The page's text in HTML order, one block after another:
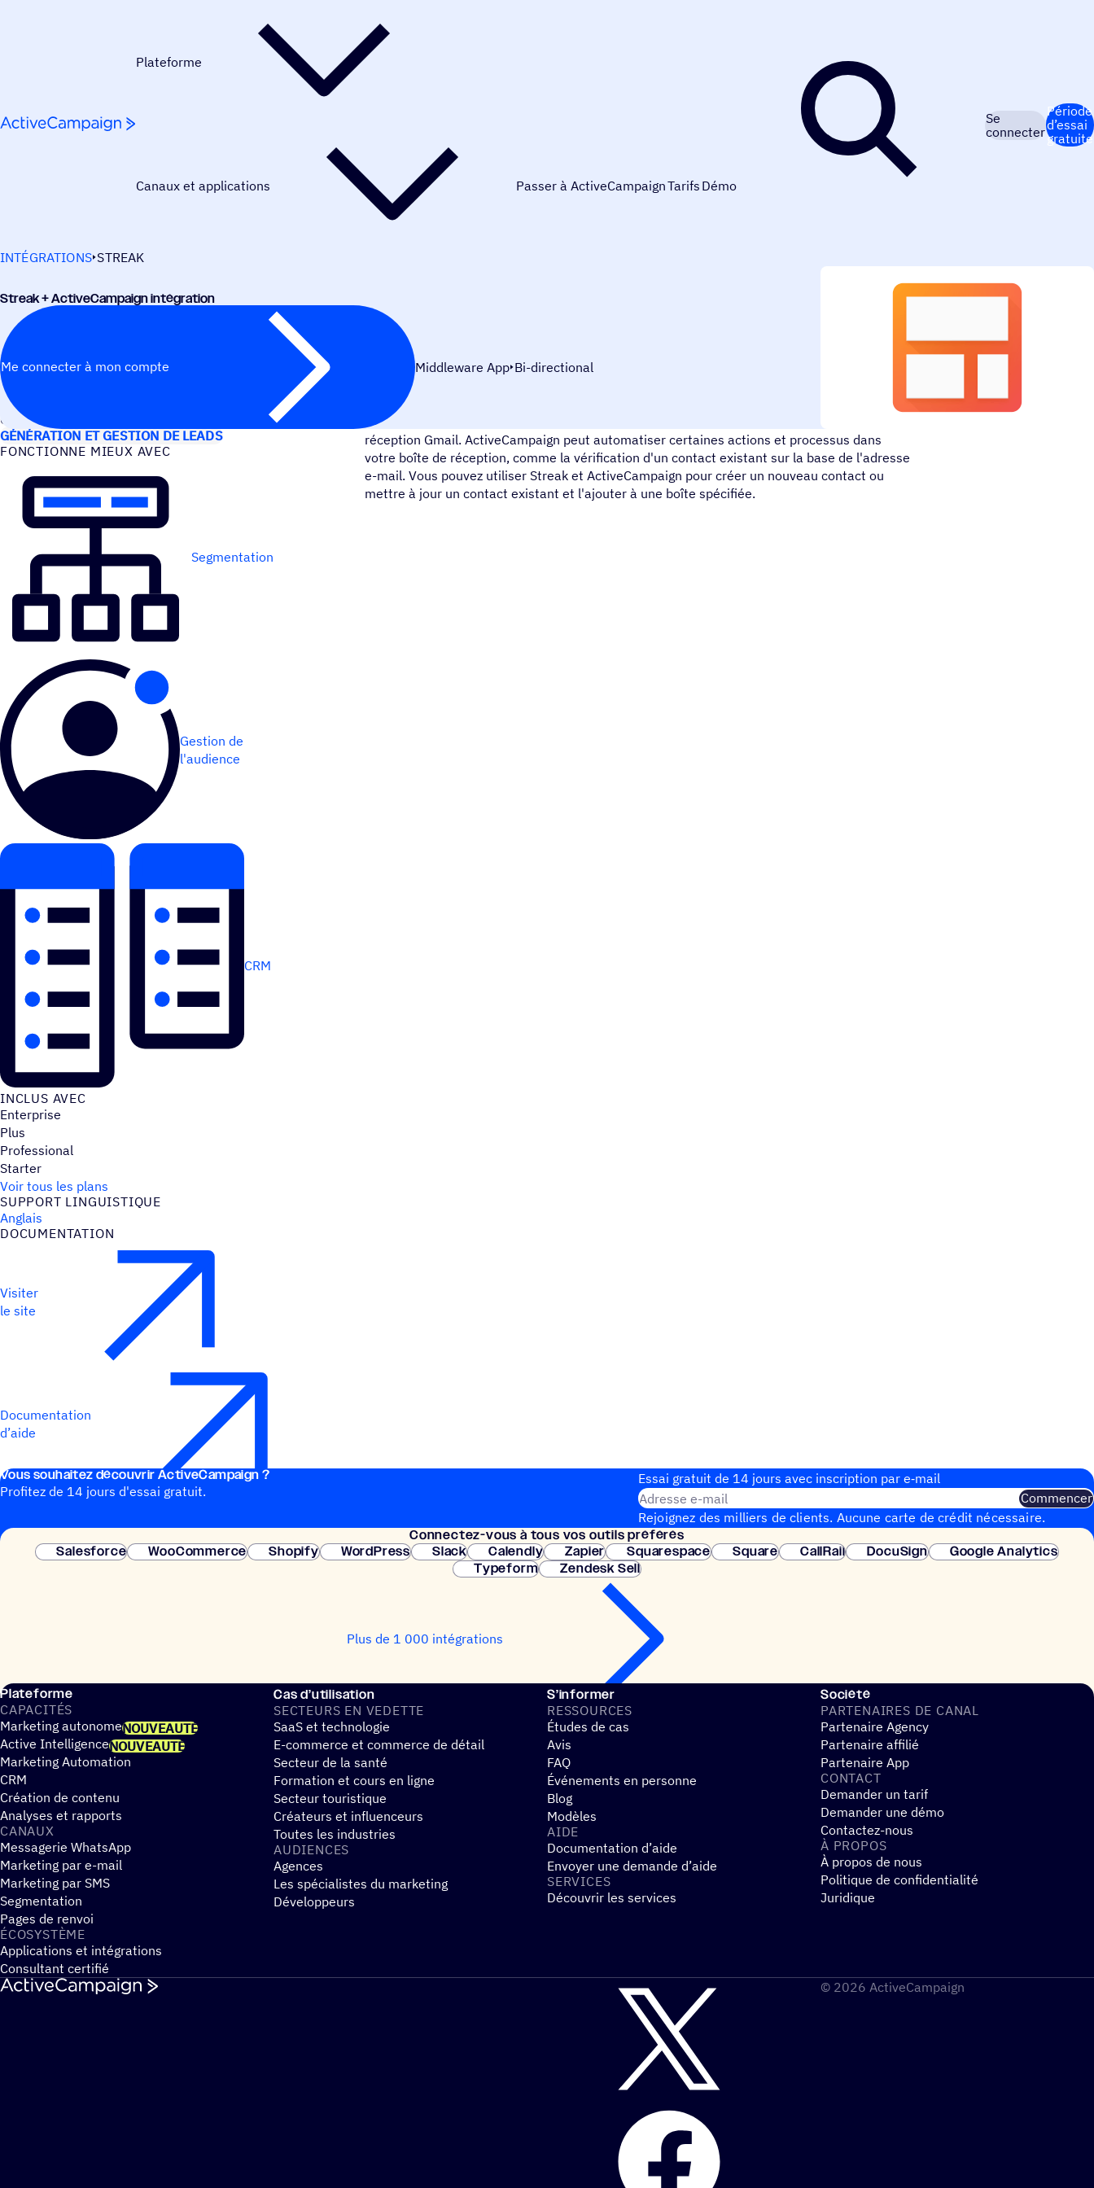
Plateforme
Canaux et applications Passer à ActiveCampaignTarifs Démo
Se
connecter
Période
d’essai
gratuite
INTÉGRATIONS STREAK
Streak + ActiveCampaign intégration
Me connecter à mon compte Middleware App Bi-directional
CAS D’UTILISATION
GÉNÉRATION ET GESTION DE LEADS
FONC­TIONNE MIEUX AVEC
Segmentation
Gestion de
l'audience
CRM
INCLUS AVEC
Enterprise
Plus
Professional
Starter
Voir tous les plans
SUPPORT LINGUIS­TIQUE
Anglais
DOCU­MEN­TA­TION
Visiter
le site
Documentation
d’aide
Streak est un outil de CRM et de gestion des processus qui existe dans votre boîte de
réception Gmail. ActiveCampaign peut automatiser certaines actions et processus dans
votre boîte de réception, comme la vérification d'un contact existant sur la base de l'adresse
e-mail. Vous pouvez utiliser Streak et ActiveCampaign pour créer un nouveau contact ou
mettre à jour un contact existant et l'ajouter à une boîte spécifiée.
Vous souhai­tez découvrir ActiveCampaign ?
Profitez de 14 jours d'essai gratuit.
Essai gratuit de 14 jours avec inscrip­tion par e‑mail
Adresse e-mail
Commencer
Rejoignez des milliers de clients. Aucune carte de crédit nécessaire.
Configuration instantanée.
Connec­tez-vous à tous vos outils préférés
Salesforce
WooCommerce Shopify WordPress Slack Calendly Zapier Squarespace Square CallRail DocuSign
Google Analytics
Typeform
Zendesk Sell
Plus de 1 000 intégrations
Plateforme
CAPA­CI­TÉS
Marketing autonomeNOUVEAUTÉ
Active IntelligenceNOUVEAUTÉ
Marketing Automation
CRM
Création de contenu
Analyses et rapports
CANAUX
Messagerie WhatsApp
Marketing par e-mail
Marketing par SMS
Segmentation
Pages de renvoi
ÉCOSYS­TÈME
Applications et intégrations
Consultant certifié
Cas d’utilisation
SECTEURS EN VEDETTE
SaaS et technologie
E-commerce et commerce de détail
Secteur de la santé
Formation et cours en ligne
Secteur touristique
Créateurs et influenceurs
Toutes les industries
AUDIENCES
Agences
Les spécialistes du marketing
Développeurs
S’informer
RESSOURCES
Études de cas
Avis
FAQ
Événements en personne
Blog
Modèles
AIDE
Documentation d’aide
Envoyer une demande d’aide
SERVICES
Découvrir les services
Société
PARTE­NAIRES DE CANAL
Partenaire Agency
Partenaire affilié
Partenaire App
CONTACT
Demander un tarif
Demander une démo
Contactez-nous
À PROPOS
À propos de nous
Politique de confidentialité
Juridique
© 2026 ActiveCampaign